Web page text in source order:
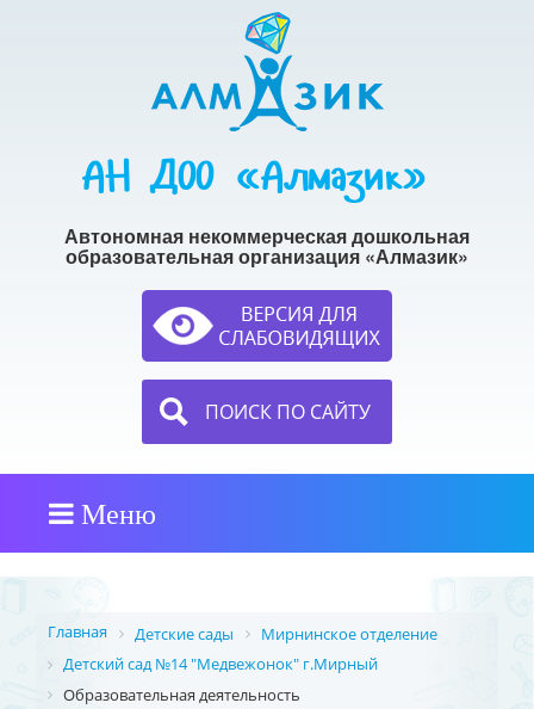
АН ДОО «Алмазик»
Автономная некоммерческая дошкольная
образовательная организация «Алмазик»
ПОИСК ПО САЙТУ
Меню
Главная Детские сады
Мирнинское отделение
Детский сад №14 "Медвежонок" г.Мирный
Образовательная деятельность